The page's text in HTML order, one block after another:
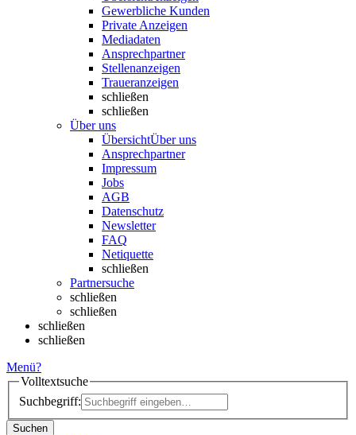
Gewerbliche Kunden
Private Anzeigen
Mediadaten
Ansprechpartner
Stellenanzeigen
Traueranzeigen
schließen
schließen
Über uns
ÜbersichtÜber uns
Ansprechpartner
Impressum
Jobs
AGB
Datenschutz
Newsletter
FAQ
Netiquette
schließen
Partnersuche
schließen
schließen
schließen
schließen
Menü?
Volltextsuche
Suchbegriff:
Suchen